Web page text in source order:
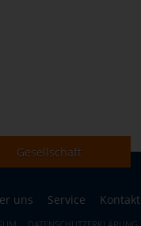
Gesellschaft
uns Service Kontakt